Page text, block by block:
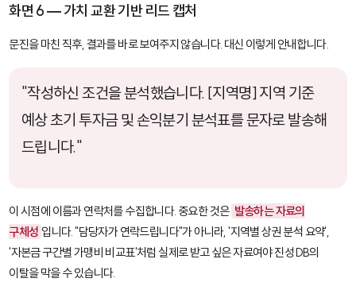
화면 6 — 가치 교환 기반 리드 캡처
문진을 마친 직후, 결과를 바로 보여주지 않습니다. 대신 이렇게 안내합니다.
"작성하신 조건을 분석했습니다. [지역명] 지역 기준
예상 초기 투자금 및 손익분기 분석표를 문자로 발송해
드립니다."
이 시점에 이름과 연락처를 수집합니다. 중요한 것은 발송하는 자료의
구체성 입니다. "담당자가 연락드립니다"가 아니라, '지역별 상권 분석 요약',
'자본금 구간별 가맹비 비교표'처럼 실제로 받고 싶은 자료여야 진성 DB의
이탈을 막을 수 있습니다.